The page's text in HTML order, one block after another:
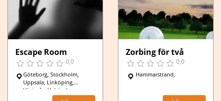
Escape Room
0,0
Göteborg, Stockholm,
Uppsala, Linköping,
Västerås, Helsingborg,
Norrköping, Jönköping,
Zorbing för två
0,0
Hammarstrand,